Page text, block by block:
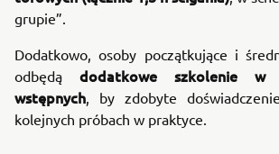
grupie”.
Dodatkowo, osoby początkujące i
odbędą dodatkowe szkolenie w
wstępnych, by zdobyte
kolejnych próbach w praktyce.